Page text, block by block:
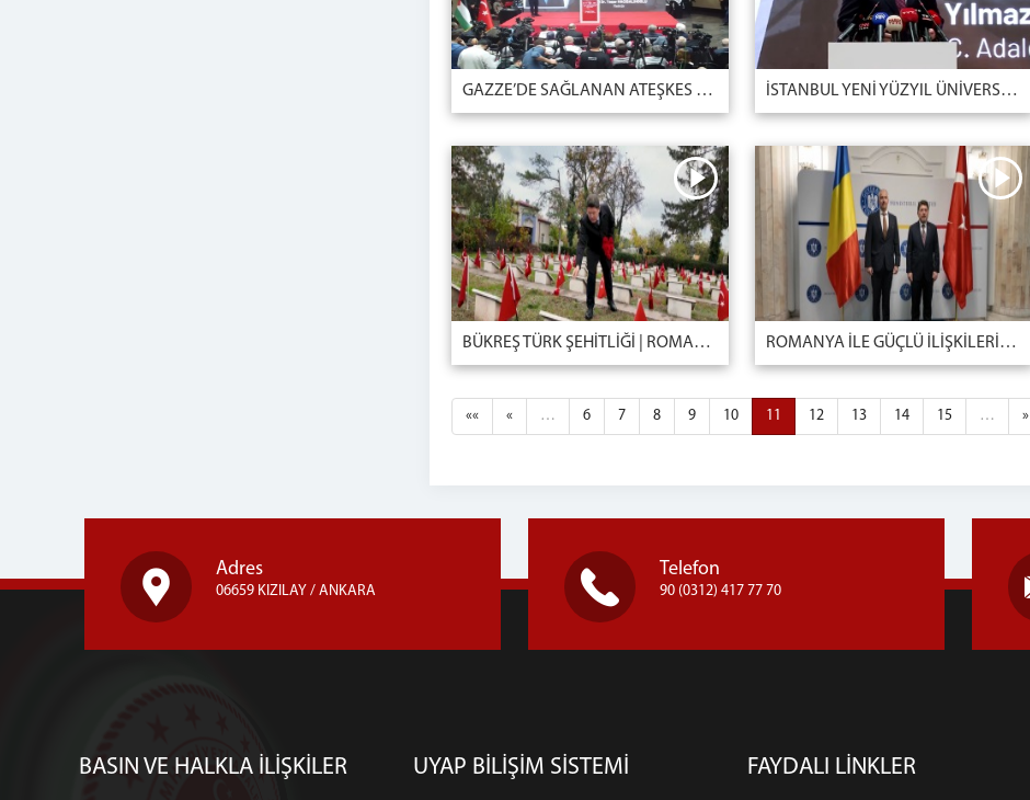
GAZZE’DE SAĞLANAN ATEŞKES KALICI OLMALIDIR, İSRAİL ATEŞKESE MUTLAKA UYMALIDIR. İSTANBUL YENİ YÜZYIL ÜNİVERSİTESİ 2025-2026 AKADEMİK YILI AÇILIŞ TÖRENİ
BÜKREŞ TÜRK ŞEHİTLİĞİ | ROMANYA ROMANYA İLE GÜÇLÜ İLİŞKİLERİMİZİ ARTIRARAK SÜRDÜRECEĞİZ
«« « … 6 7 8 9 10 11 12 13 14 15 … »
Adres
06659 KIZILAY / ANKARA
Telefon
90 (0312) 417 77 70
BASIN VE HALKLA İLİŞKİLER UYAP BİLİŞİM SİSTEMİ FAYDALI LİNKLER